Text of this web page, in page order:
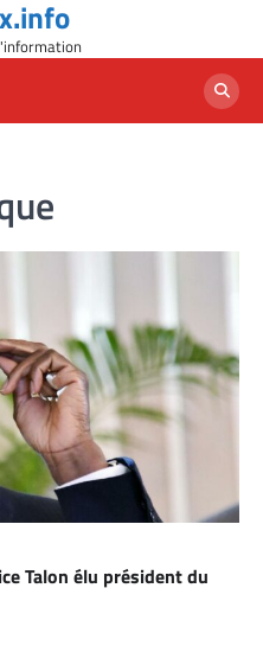
Talon élu président du